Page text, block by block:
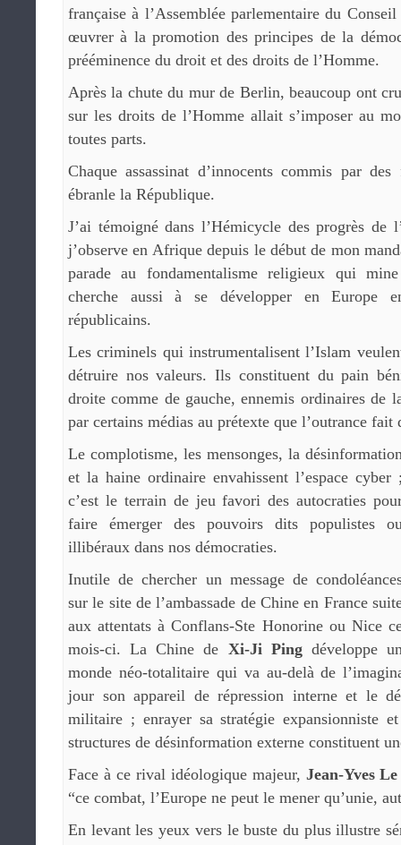
française à l’Assemblée parlementaire du
œuvrer à la promotion des principes de la
prééminence du droit et des droits de l’Homme.
Après la chute du mur de Berlin, beaucoup ont
sur les droits de l’Homme allait s’imposer au
toutes parts.
Chaque assassinat d’innocents commis par
ébranle la République.
J’ai témoigné dans l’Hémicycle des progrès de
j’observe en Afrique depuis le début de mon
parade au fondamentalisme religieux qui
cherche aussi à se développer en Europe
républicains.
Les criminels qui instrumentalisent l’Islam
détruire nos valeurs. Ils constituent du pain
droite comme de gauche, ennemis ordinaires de
par certains médias au prétexte que l’outrance fait
Le complotisme, les mensonges, la
et la haine ordinaire envahissent l’espace cyber
c’est le terrain de jeu favori des autocraties
faire émerger des pouvoirs dits populistes
illibéraux dans nos démocraties.
Inutile de chercher un message de
sur le site de l’ambassade de Chine en France
aux attentats à Conflans-Ste Honorine ou Nice
mois-ci. La Chine de Xi-Ji Pingdéveloppe
monde néo-totalitaire qui va au-delà de
jour son appareil de répression interne et le
militaire ; enrayer sa stratégie expansionniste
structures de désinformation externe constituent
Face à ce rival idéologique majeur, Jean-Yves
“ce combat, l’Europe ne peut le mener qu’unie,
En levant les yeux vers le buste du plus illustre